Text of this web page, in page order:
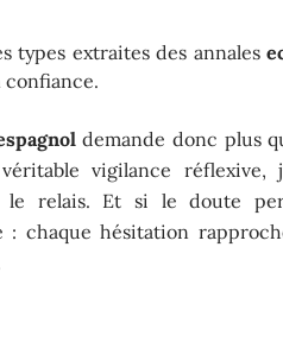
types extraites des annales
confiance.
demande donc plus
vigilance réflexive,
le relais. Et si le doute
: chaque hésitation